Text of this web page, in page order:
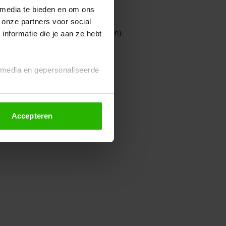
te bieden en om ons
partners voor social
die je aan ze hebt
en gepersonaliseerde
altijd wijzigen of
Accepteren
console for more information).